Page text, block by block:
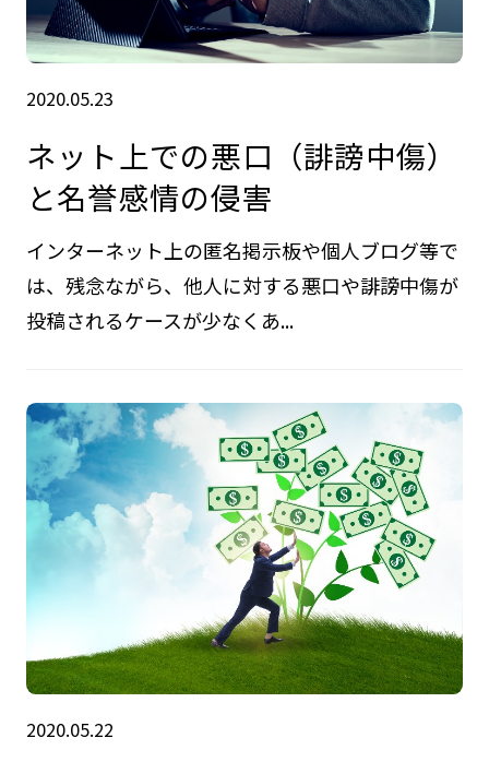
2020.05.23
ネット上での悪口（誹謗中傷）
と名誉感情の侵害
インターネット上の匿名掲示板や個人ブログ等で
は、残念ながら、他人に対する悪口や誹謗中傷が
投稿されるケースが少なくあ...
2020.05.22